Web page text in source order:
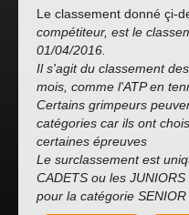
Le classement donné çi-
compétiteur, est le
01/04/2016.
Il s'agit du classement
mois, comme l'ATP en
Certains grimpeurs
catégories car ils ont
certaines épreuves
Le surclassement est
CADETS ou les
pour la catégorie SENIOR